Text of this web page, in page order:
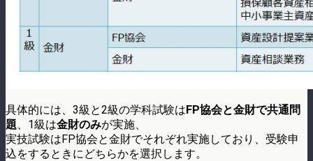
具体的には、3級と2級の学科試験はFP協会と金財で共通問
題、1級は金財のみが実施、
実技試験はFP協会と金財でそれぞれ実施しており、受験申
込をするときにどちらかを選択します。